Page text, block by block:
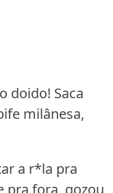
doido! Saca
milânesa,
a r*la pra
fora, gozou,